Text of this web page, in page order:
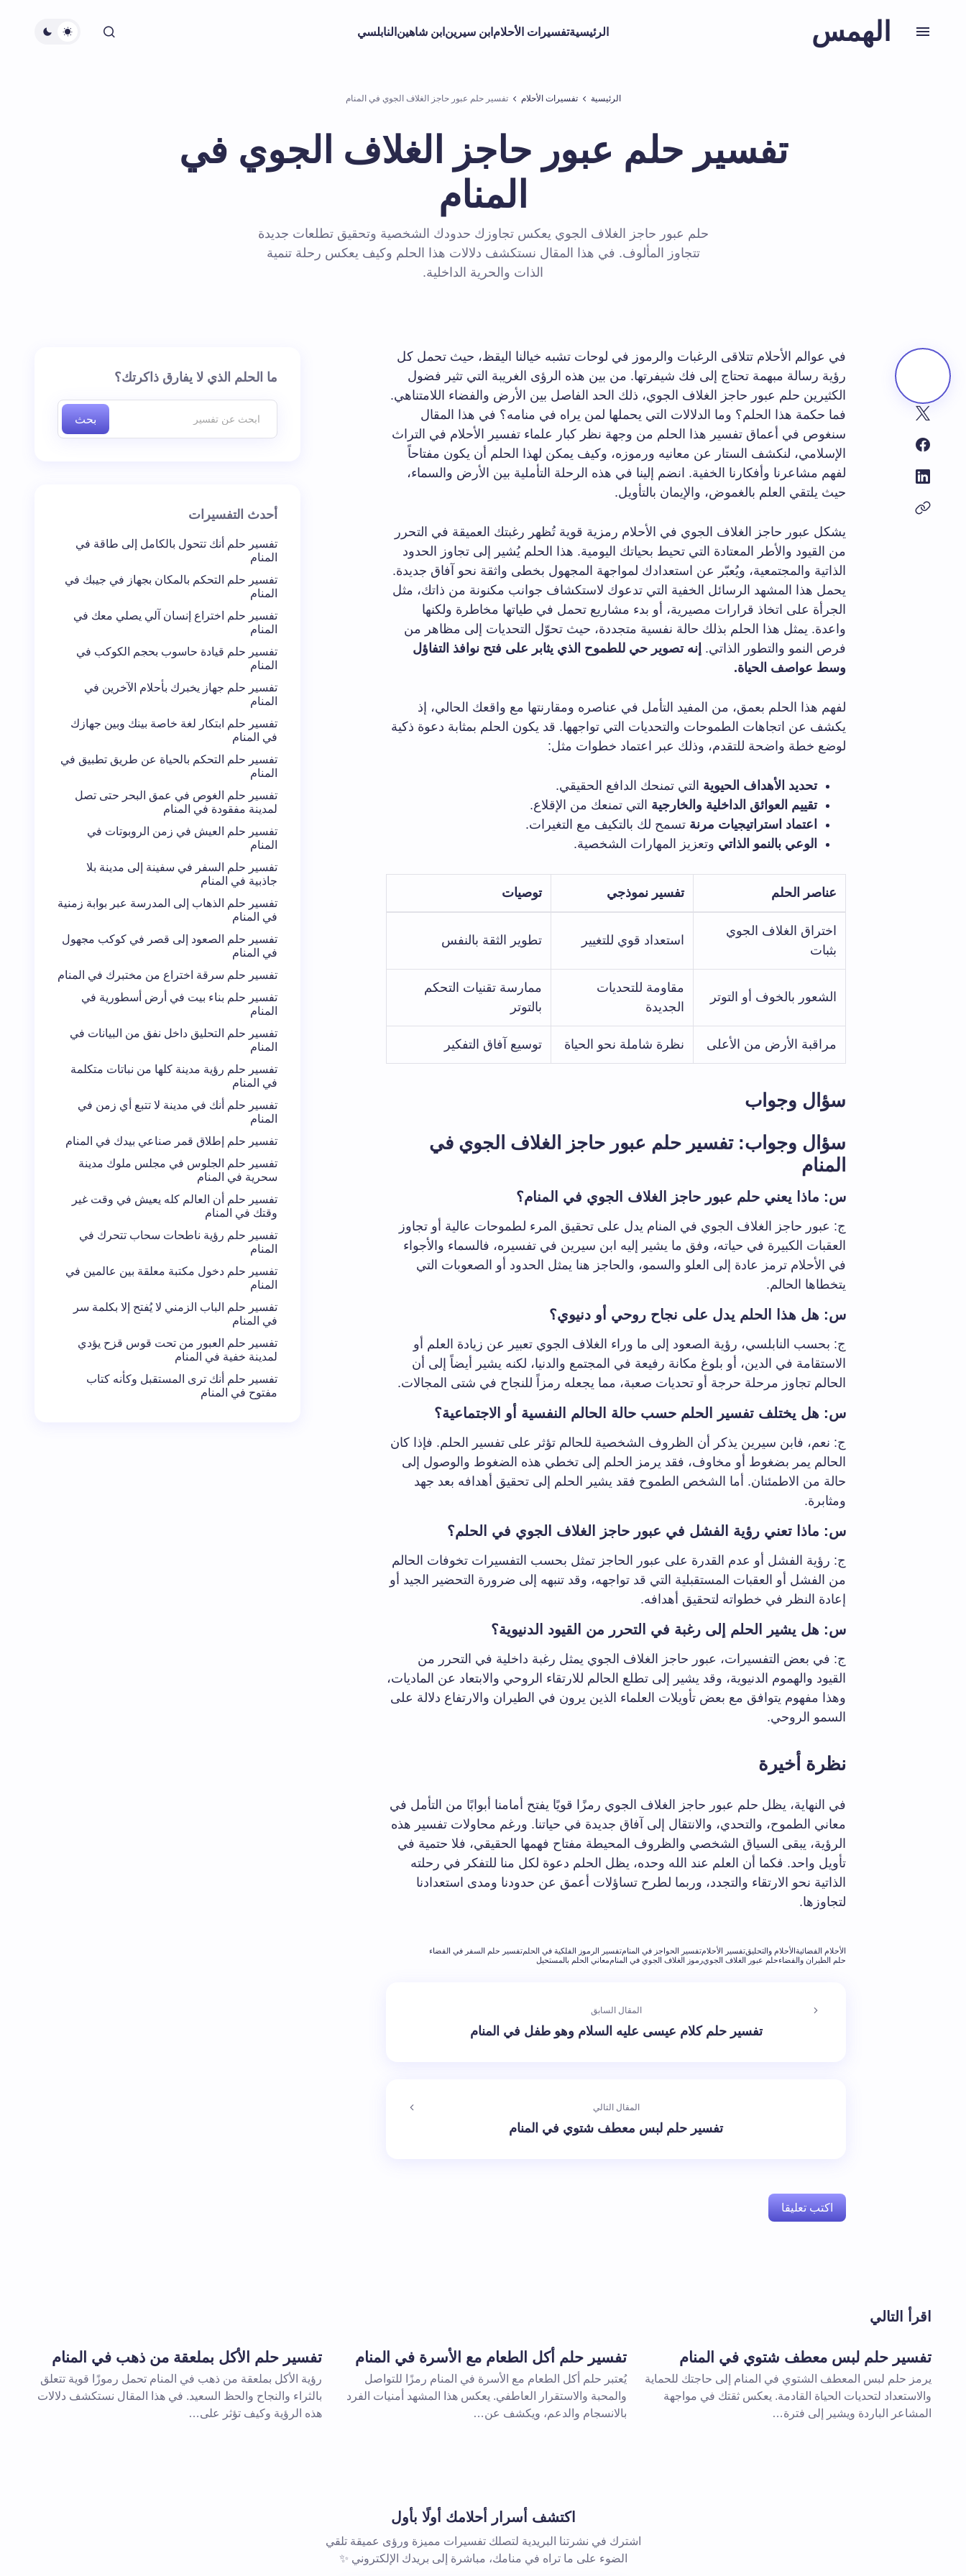
الهمس الرئيسيةتفسيرات الأحلام ابن سيرين ابن شاهين النابلسي
الرئيسية تفسيرات الأحلام تفسير حلم عبور حاجز الغلاف الجوي في المنام
تفسير حلم عبور حاجز الغلاف الجوي في
المنام
حلم عبور حاجز الغلاف الجوي يعكس تجاوزك حدودك الشخصية وتحقيق تطلعات جديدة
تتجاوز المألوف. في هذا المقال نستكشف دلالات هذا الحلم وكيف يعكس رحلة تنمية
الذات والحرية الداخلية.
في عوالم الأحلام تتلاقى الرغبات والرموز في لوحات تشبه خيالنا اليقظ، حيث تحمل كل
رؤية رسالة مبهمة تحتاج إلى فك شيفرتها. من بين هذه الرؤى الغريبة التي تثير فضول
الكثيرين حلم عبور حاجز الغلاف الجوي، ذلك الحد الفاصل بين الأرض والفضاء اللامتناهي.
فما حكمة هذا الحلم؟ وما الدلالات التي يحملها لمن يراه في منامه؟ في هذا المقال
سنغوص في أعماق تفسير هذا الحلم من وجهة نظر كبار علماء تفسير الأحلام في التراث
الإسلامي، لنكشف الستار عن معانيه ورموزه، وكيف يمكن لهذا الحلم أن يكون مفتاحاً
لفهم مشاعرنا وأفكارنا الخفية. انضم إلينا في هذه الرحلة التأملية بين الأرض والسماء،
حيث يلتقي العلم بالغموض، والإيمان بالتأويل.
يشكل عبور حاجز الغلاف الجوي في الأحلام رمزية قوية تُظهر رغبتك العميقة في التحرر
من القيود والأطر المعتادة التي تحيط بحياتك اليومية. هذا الحلم يُشير إلى تجاوز الحدود
الذاتية والمجتمعية، ويُعبّر عن استعدادك لمواجهة المجهول بخطى واثقة نحو آفاق جديدة.
يحمل هذا المشهد الرسائل الخفية التي تدعوك لاستكشاف جوانب مكنونة من ذاتك، مثل
الجرأة على اتخاذ قرارات مصيرية، أو بدء مشاريع تحمل في طياتها مخاطرة ولكنها
واعدة. يمثل هذا الحلم بذلك حالة نفسية متجددة، حيث تحوّل التحديات إلى مظاهر من
فرص النمو والتطور الذاتي. إنه تصوير حي للطموح الذي يثابر على فتح نوافذ التفاؤل
وسط عواصف الحياة.
لفهم هذا الحلم بعمق، من المفيد التأمل في عناصره ومقارنتها مع واقعك الحالي، إذ
يكشف عن اتجاهات الطموحات والتحديات التي تواجهها. قد يكون الحلم بمثابة دعوة ذكية
لوضع خطة واضحة للتقدم، وذلك عبر اعتماد خطوات مثل:
تحديد الأهداف الحيوية التي تمنحك الدافع الحقيقي.
تقييم العوائق الداخلية والخارجية التي تمنعك من الإقلاع.
اعتماد استراتيجيات مرنة تسمح لك بالتكيف مع التغيرات.
الوعي بالنمو الذاتي وتعزيز المهارات الشخصية.
عناصر الحلم تفسير نموذجي توصيات
اختراق الغلاف الجوي
بثبات
استعداد قوي للتغيير تطوير الثقة بالنفس
الشعور بالخوف أو التوتر
مقاومة للتحديات
الجديدة
ممارسة تقنيات التحكم
بالتوتر
مراقبة الأرض من الأعلى نظرة شاملة نحو الحياة توسيع آفاق التفكير
سؤال وجواب
سؤال وجواب: تفسير حلم عبور حاجز الغلاف الجوي في
المنام
س: ماذا يعني حلم عبور حاجز الغلاف الجوي في المنام؟
ج: عبور حاجز الغلاف الجوي في المنام يدل على تحقيق المرء لطموحات عالية أو تجاوز
العقبات الكبيرة في حياته، وفق ما يشير إليه ابن سيرين في تفسيره، فالسماء والأجواء
في الأحلام ترمز عادة إلى العلو والسمو، والحاجز هنا يمثل الحدود أو الصعوبات التي
يتخطاها الحالم.
س: هل هذا الحلم يدل على نجاح روحي أو دنيوي؟
ج: بحسب النابلسي، رؤية الصعود إلى ما وراء الغلاف الجوي تعبير عن زيادة العلم أو
الاستقامة في الدين، أو بلوغ مكانة رفيعة في المجتمع والدنيا، لكنه يشير أيضاً إلى أن
الحالم تجاوز مرحلة حرجة أو تحديات صعبة، مما يجعله رمزاً للنجاح في شتى المجالات.
س: هل يختلف تفسير الحلم حسب حالة الحالم النفسية أو الاجتماعية؟
ج: نعم، فابن سيرين يذكر أن الظروف الشخصية للحالم تؤثر على تفسير الحلم. فإذا كان
الحالم يمر بضغوط أو مخاوف، فقد يرمز الحلم إلى تخطي هذه الضغوط والوصول إلى
حالة من الاطمئنان. أما الشخص الطموح فقد يشير الحلم إلى تحقيق أهدافه بعد جهد
ومثابرة.
س: ماذا تعني رؤية الفشل في عبور حاجز الغلاف الجوي في الحلم؟
ج: رؤية الفشل أو عدم القدرة على عبور الحاجز تمثل بحسب التفسيرات تخوفات الحالم
من الفشل أو العقبات المستقبلية التي قد تواجهه، وقد تنبهه إلى ضرورة التحضير الجيد أو
إعادة النظر في خطواته لتحقيق أهدافه.
س: هل يشير الحلم إلى رغبة في التحرر من القيود الدنيوية؟
ج: في بعض التفسيرات، عبور حاجز الغلاف الجوي يمثل رغبة داخلية في التحرر من
القيود والهموم الدنيوية، وقد يشير إلى تطلع الحالم للارتقاء الروحي والابتعاد عن الماديات،
وهذا مفهوم يتوافق مع بعض تأويلات العلماء الذين يرون في الطيران والارتفاع دلالة على
السمو الروحي.
نظرة أخيرة
في النهاية، يظل حلم عبور حاجز الغلاف الجوي رمزًا قويًا يفتح أمامنا أبوابًا من التأمل في
معاني الطموح، والتحدي، والانتقال إلى آفاق جديدة في حياتنا. ورغم محاولات تفسير هذه
الرؤية، يبقى السياق الشخصي والظروف المحيطة مفتاح فهمها الحقيقي، فلا حتمية في
تأويل واحد. فكما أن العلم عند الله وحده، يظل الحلم دعوة لكل منا للتفكر في رحلته
الذاتية نحو الارتقاء والتجدد، وربما لطرح تساؤلات أعمق عن حدودنا ومدى استعدادنا
لتجاوزها.
الأحلام الفضائيةالأحلام والتحليقتفسير الأحلامتفسير الحواجز في المنامتفسير الرموز الفلكية في الحلمتفسير حلم السفر في الفضاء
حلم الطيران والفضاءحلم عبور الغلاف الجويرموز الغلاف الجوي في المناممعاني الحلم بالمستحيل
المقال السابق
تفسير حلم كلام عيسى عليه السلام وهو طفل في المنام
المقال التالي
تفسير حلم لبس معطف شتوي في المنام
اكتب تعليقا
تعليقك *
ما الحلم الذي لا يفارق ذاكرتك؟
بحث
أحدث التفسيرات
تفسير حلم أنك تتحول بالكامل إلى طاقة في
المنام
تفسير حلم التحكم بالمكان بجهاز في جيبك في
المنام
تفسير حلم اختراع إنسان آلي يصلي معك في
المنام
تفسير حلم قيادة حاسوب بحجم الكوكب في
المنام
تفسير حلم جهاز يخبرك بأحلام الآخرين في
المنام
تفسير حلم ابتكار لغة خاصة بينك وبين جهازك
في المنام
تفسير حلم التحكم بالحياة عن طريق تطبيق في
المنام
تفسير حلم الغوص في عمق البحر حتى تصل
لمدينة مفقودة في المنام
تفسير حلم العيش في زمن الروبوتات في
المنام
تفسير حلم السفر في سفينة إلى مدينة بلا
جاذبية في المنام
تفسير حلم الذهاب إلى المدرسة عبر بوابة زمنية
في المنام
تفسير حلم الصعود إلى قصر في كوكب مجهول
في المنام
تفسير حلم سرقة اختراع من مختبرك في المنام
تفسير حلم بناء بيت في أرض أسطورية في
المنام
تفسير حلم التحليق داخل نفق من البيانات في
المنام
تفسير حلم رؤية مدينة كلها من نباتات متكلمة
في المنام
تفسير حلم أنك في مدينة لا تتبع أي زمن في
المنام
تفسير حلم إطلاق قمر صناعي بيدك في المنام
تفسير حلم الجلوس في مجلس ملوك مدينة
سحرية في المنام
تفسير حلم أن العالم كله يعيش في وقت غير
وقتك في المنام
تفسير حلم رؤية ناطحات سحاب تتحرك في
المنام
تفسير حلم دخول مكتبة معلقة بين عالمين في
المنام
تفسير حلم الباب الزمني لا يُفتح إلا بكلمة سر
في المنام
تفسير حلم العبور من تحت قوس قزح يؤدي
لمدينة خفية في المنام
تفسير حلم أنك ترى المستقبل وكأنه كتاب
مفتوح في المنام
اقرأ التالي
تفسير حلم لبس معطف شتوي في المنام
يرمز حلم لبس المعطف الشتوي في المنام إلى حاجتك للحماية
والاستعداد لتحديات الحياة القادمة. يعكس ثقتك في مواجهة
المشاعر الباردة ويشير إلى فترة…
تفسير حلم أكل الطعام مع الأسرة في المنام
يُعتبر حلم أكل الطعام مع الأسرة في المنام رمزًا للتواصل
والمحبة والاستقرار العاطفي. يعكس هذا المشهد أمنيات الفرد
بالانسجام والدعم، ويكشف عن…
تفسير حلم الأكل بملعقة من ذهب في المنام
رؤية الأكل بملعقة من ذهب في المنام تحمل رموزًا قوية تتعلق
بالثراء والنجاح والحظ السعيد. في هذا المقال نستكشف دلالات
هذه الرؤية وكيف تؤثر على…
اكتشف أسرار أحلامك أولًا بأول
اشترك في نشرتنا البريدية لتصلك تفسيرات مميزة ورؤى عميقة تلقي
الضوء على ما تراه في منامك، مباشرة إلى بريدك الإلكتروني ✨